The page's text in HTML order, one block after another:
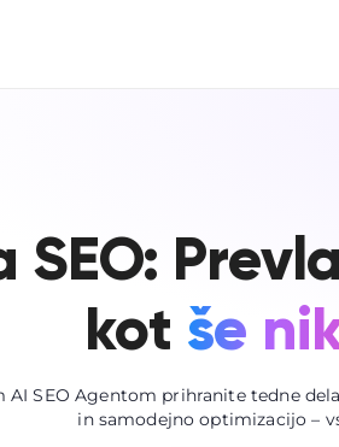
SEO:
kot še
SEO Agentom prihranite tedne
in samodejno optimizacijo –